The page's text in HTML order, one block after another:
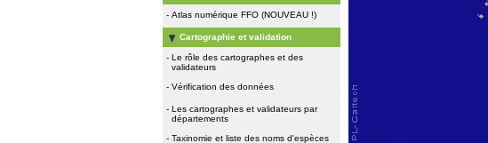
- Atlas numérique FFO (NOUVEAU !)
Cartographie et validation
- Le rôle des cartographes et des
validateurs
- Vérification des données
- Les cartographes et validateurs par
départements
- Taxinomie et liste des noms d'espèces